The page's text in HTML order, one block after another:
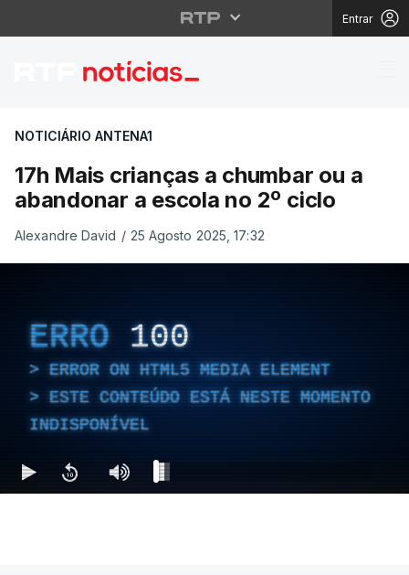
Entrar
17h Mais crianças a
NOTICIÁRIO ANTENA1
17h Mais crianças a chumbar ou a
abandonar a escola no 2º ciclo
Alexandre David / 25 Agosto 2025, 17:32
ERRO 100
ERROR ON HTML5 MEDIA ELEMENT
ESTE CONTEÚDO ESTÁ NESTE MOMENTO
INDISPONÍVEL